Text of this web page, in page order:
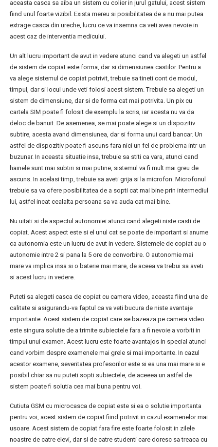
aceasta casca sa aiba un sistem cu colier in jurul gatului, acest sistem
fiind unul foarte vizibil. Exista mereu si posibilitatea de a nu mai putea
extrage casca din ureche, lucru ce va insemna ca veti avea nevoie in
acest caz de interventia medicului.
Un alt lucru important de avut in vedere atunci cand va alegeti un astfel
de sistem de copiat este forma, dar si dimensiunea castilor. Pentru a
va alege sistemul de copiat potrivit, trebuie sa tineti cont de modul,
timpul, dar si locul unde veti folosi acest sistem. Trebuie sa alegeti un
sistem de dimensiune, dar si de forma cat mai potrivita. Un pix cu
cartela SIM poate fi folosit de exemplu la scris, iar acesta nu va da
deloc de banuit. De asemenea, se mai poate alege si un dispozitiv
subtire, acesta avand dimensiunea, dar si forma unui card bancar. Un
astfel de dispozitiv poate fi ascuns fara nici un fel de problema intr-un
buzunar. In aceasta situatie insa, trebuie sa stiti ca vara, atunci cand
hainele sunt mai subtiri si mai putine, sistemul va fi mult mai greu de
ascuns. In acelasi timp, trebuie sa aveti grija si la microfon. Microfonul
trebuie sa va ofere posibilitatea de a sopti cat mai bine prin intermediul
lui, astfel incat cealalta persoana sa va auda cat mai bine.
Nu uitati si de aspectul autonomiei atunci cand alegeti niste casti de
copiat. Acest aspect este si el unul cat se poate de important si anume
ca autonomia este un lucru de avut in vedere. Sistemele de copiat au o
autonomie intre 2 si pana la 5 ore de convorbire. O autonomie mai
mare va implica insa si o baterie mai mare, de aceea va trebui sa aveti
si acest lucru in vedere.
Puteti sa alegeti casca de copiat cu camera video, aceasta fiind una de
calitate si asigurandu-va faptul ca va veti bucura de niste avantaje
importante. Acest sistem de copiat care se bazeaza pe camera video
este singura solutie de a trimite subiectele fara a fi nevoie a vorbiti in
timpul unui examen. Acest lucru este foarte avantajos in special atunci
cand vorbim despre examenele mai grele si mai importante. In cazul
acestor examene, severitatea profesorilor este si ea una mai mare si e
posibil chiar sa nu puteti sopti subiectele, de aceeea un astfel de
sistem poate fi solutia cea mai buna pentru voi.
Cutiuta GSM cu microcasca de copiat este si ea o solutie importanta
pentru voi, acest sistem de copiat fiind potrivit in cazul examenelor mai
usoare. Acest sistem de copiat fara fire este foarte folosit in zilele
noastre de catre elevi, dar si de catre studenti care doresc sa treaca cu